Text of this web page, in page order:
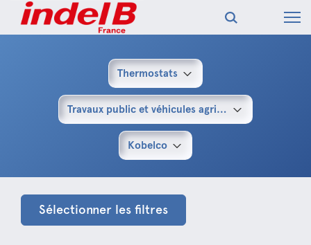
Thermostats
Travaux public et véhicules agricoles
Kobelco
Sélectionner les filtres